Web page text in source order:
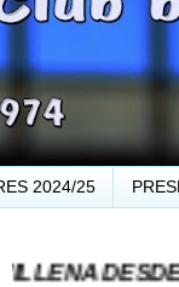
2024/25
1.974